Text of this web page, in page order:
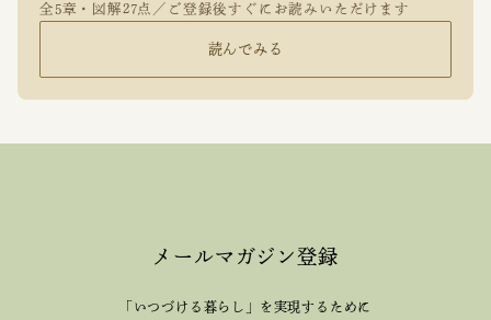
全5章・図解27点／ご登録後すぐにお読みいただけます
読んでみる
メールマガジン登録
「いつづける暮らし」を実現するために